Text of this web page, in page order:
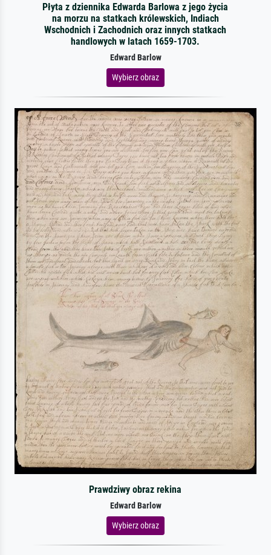
Płyta z dziennika Edwarda Barlowa z jego życia
na morzu na statkach królewskich, Indiach
Wschodnich i Zachodnich oraz innych statkach
handlowych w latach 1659-1703.
Edward Barlow
Wybierz obraz
Prawdziwy obraz rekina
Edward Barlow
Wybierz obraz